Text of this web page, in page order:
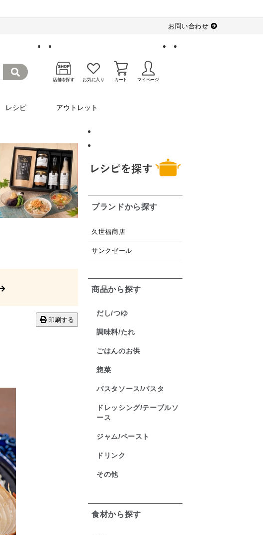
お問い合わせ
店舗を探す お気に入り カート マイページ
レシピ アウトレット
印刷する
ブランドから探す
久世福商店
サンクゼール
商品から探す
だし/つゆ
調味料/たれ
ごはんのお供
惣菜
パスタソース/パスタ
ドレッシング/テーブルソ
ース
ジャム/ペースト
ドリンク
その他
食材から探す